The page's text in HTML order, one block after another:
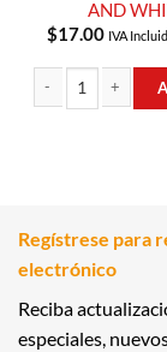
AND
$17.00 IVA
Regístrese para
electrónico
Reciba
especiales,